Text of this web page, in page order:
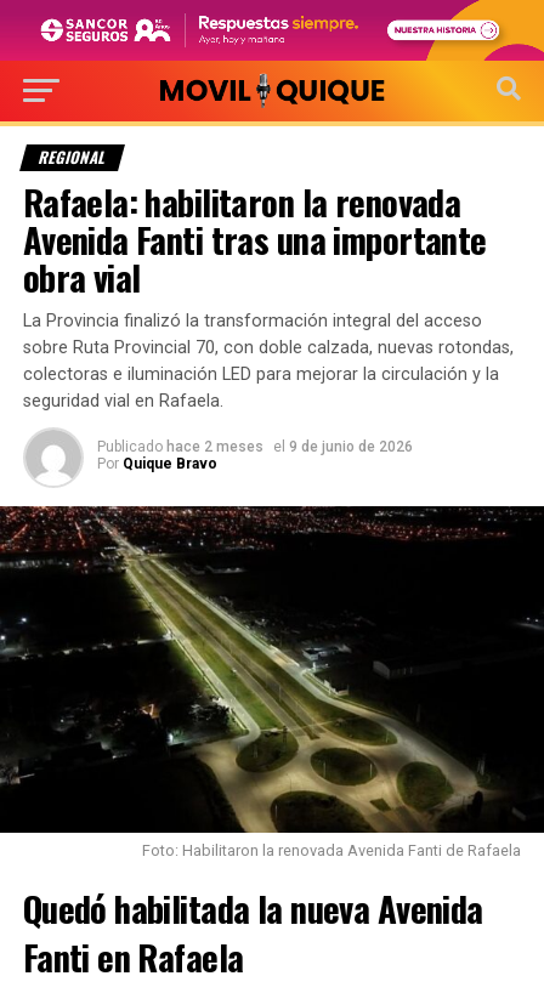
REGIONAL
Rafaela: habilitaron la renovada
Avenida Fanti tras una importante
obra vial
La Provincia finalizó la transformación integral del acceso
sobre Ruta Provincial 70, con doble calzada, nuevas rotondas,
colectoras e iluminación LED para mejorar la circulación y la
seguridad vial en Rafaela.
Publicado hace 2 meses el 9 de junio de 2026
Por Quique Bravo
Foto: Habilitaron la renovada Avenida Fanti de Rafaela
Quedó habilitada la nueva Avenida
Fanti en Rafaela